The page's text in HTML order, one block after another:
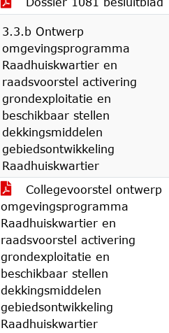
3.3.b Ontwerp
omgevingsprogramma
Raadhuiskwartier en
raadsvoorstel activering
grondexploitatie en
beschikbaar stellen
dekkingsmiddelen
gebiedsontwikkeling
Raadhuiskwartier
Collegevoorstel ontwerp
omgevingsprogramma
Raadhuiskwartier en
raadsvoorstel activering
grondexploitatie en
beschikbaar stellen
dekkingsmiddelen
gebiedsontwikkeling
Raadhuiskwartier